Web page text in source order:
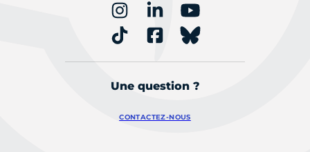
Une question ?
CONTACTEZ-NOUS